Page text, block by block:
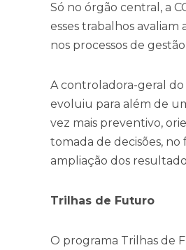
Só no órgão central, a
esses trabalhos avaliam
nos processos de
A controladora-geral do
evoluiu para além de
vez mais preventivo,
tomada de decisões,
ampliação dos
Trilhas de Futuro
O programa Trilhas de